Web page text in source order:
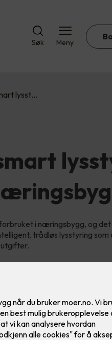
Søk Meny
lysst…
i næringsbygg, og
trådløs lysstyring